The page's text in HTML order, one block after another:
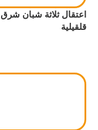
اعتقال ثلاثة شبان شرق
قلقيلية